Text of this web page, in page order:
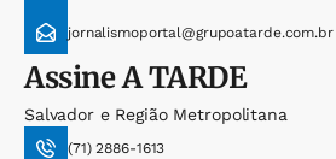
jornalismoportal@grupoatarde.com.br
AssineA TARDE
Salvador e Região Metropolitana
(71) 2886-1613